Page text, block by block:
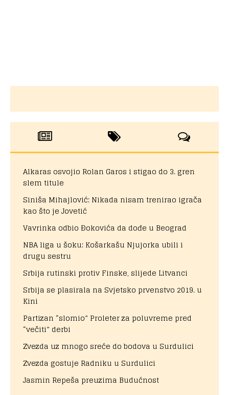
Alkaras osvojio Rolan Garos i stigao do 3. gren
slem titule
Siniša Mihajlović: Nikada nisam trenirao igrača
kao što je Jovetić
Vavrinka odbio Đokovića da dođe u Beograd
NBA liga u šoku: Košarkašu Njujorka ubili i
drugu sestru
Srbija rutinski protiv Finske, slijede Litvanci
Srbija se plasirala na Svjetsko prvenstvo 2019. u
Kini
Partizan “slomio” Proleter za poluvreme pred
“večiti” derbi
Zvezda uz mnogo sreće do bodova u Surdulici
Zvezda gostuje Radniku u Surdulici
Jasmin Repeša preuzima Budućnost